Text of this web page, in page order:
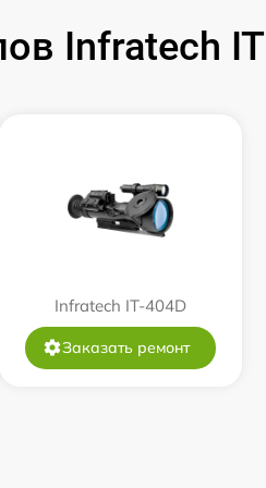
750 р
650 р
Infratech IT
Infratech IT-404D
Заказать ремонт